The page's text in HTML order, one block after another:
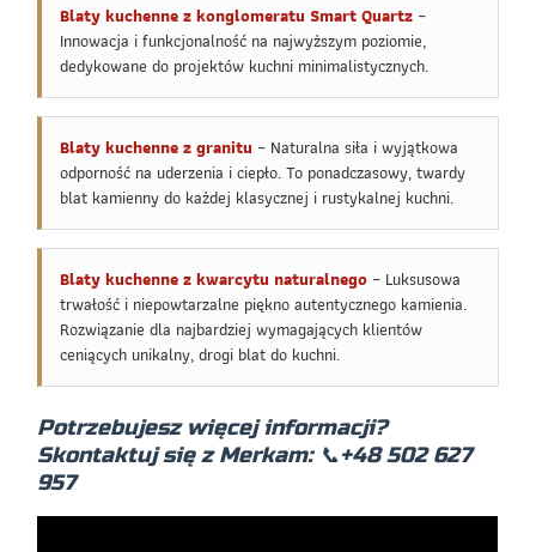
Blaty kuchenne z konglomeratu Smart Quartz –
Innowacja i funkcjonalność na najwyższym poziomie,
dedykowane do projektów kuchni minimalistycznych.
Blaty kuchenne z granitu – Naturalna siła i wyjątkowa
odporność na uderzenia i ciepło. To ponadczasowy, twardy
blat kamienny do każdej klasycznej i rustykalnej kuchni.
Blaty kuchenne z kwarcytu naturalnego – Luksusowa
trwałość i niepowtarzalne piękno autentycznego kamienia.
Rozwiązanie dla najbardziej wymagających klientów
ceniących unikalny, drogi blat do kuchni.
Potrzebujesz więcej informacji?
Skontaktuj się z Merkam: 📞+48 502 627
957